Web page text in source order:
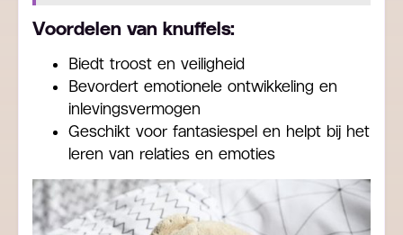
Voordelen van knuffels:
Biedt troost en veiligheid
Bevordert emotionele ontwikkeling en
inlevingsvermogen
Geschikt voor fantasiespel en helpt bij het
leren van relaties en emoties